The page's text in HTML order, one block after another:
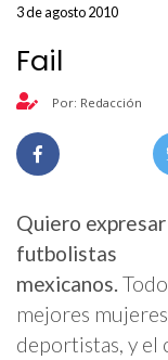
3 de agosto 2010
Fail
Por: Redacción
Quiero
futbolistas
mexicanos.
mejores
deportistas, y el